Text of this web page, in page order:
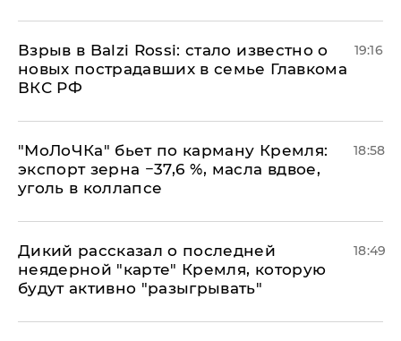
Взрыв в Balzi Rossi: стало известно о
новых пострадавших в семье Главкома
ВКС РФ
19:16
​"МоЛоЧКа" бьет по карману Кремля:
экспорт зерна −37,6 %, масла вдвое,
уголь в коллапсе
18:58
Дикий рассказал о последней
неядерной "карте" Кремля, которую
будут активно "разыгрывать"
18:49